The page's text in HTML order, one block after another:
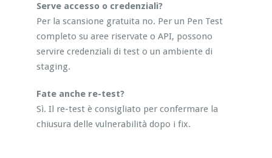
Serve accesso o credenziali?
Per la scansione gratuita no. Per un Pen Test
completo su aree riservate o API, possono
servire credenziali di test o un ambiente di
staging.
Fate anche re-test?
Sì. Il re-test è consigliato per confermare la
chiusura delle vulnerabilità dopo i fix.